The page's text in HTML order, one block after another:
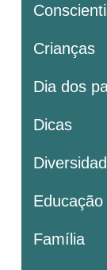
Crianças
Dia dos
Dicas
Educação
Família